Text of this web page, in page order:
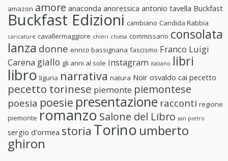
amazon amore anaconda anoressica antonio tavella Buckfast
Buckfast Edizioni cambiano Candida Rabbia
caricature cavallermaggiore chieri chiesa commissario consolata
lanza donne enrico bassignana fascismo Franco Luigi
Carena giallo gli anni al sole instagram italiano libri
libro liguria narrativa natura Noir osvaldo cai pecetto
pecetto torinese piemonte piemontese
poesia poesie presentazione racconti regione
piemonte romanzo Salone del Libro san pietro
sergio d'ormea storia Torino umberto
ghiron